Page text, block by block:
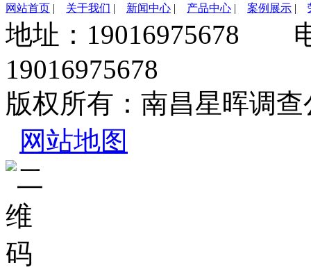
网站首页 | 关于我们 | 新闻中心 | 产品中心 | 案例展示 |
地址：19016975678
19016975678
版权所有：南昌星晖调查
网站地图